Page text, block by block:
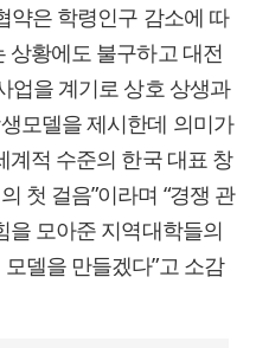
약은 학령인구 감소에 따
상황에도 불구하고 대전
업을 계기로 상호 상생과
모델을 제시한데 의미가
계적 수준의 한국 대표 창
첫 걸음”이라며 “경쟁 관
을 모아준 지역대학들의
델을 만들겠다”고 소감